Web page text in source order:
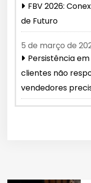
FBV 2026:
de Futuro
5 de março de
Persistência em
clientes não
vendedores